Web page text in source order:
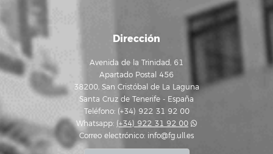
Dirección
Avenida de la Trinidad, 61
Apartado Postal 456
38200, San Cristóbal de La Laguna
Santa Cruz de Tenerife - España
Teléfono: (+34) 922 31 92 00
Whatsapp: (+34) 922 31 92 00
Correo electrónico: info@fg.ull.es